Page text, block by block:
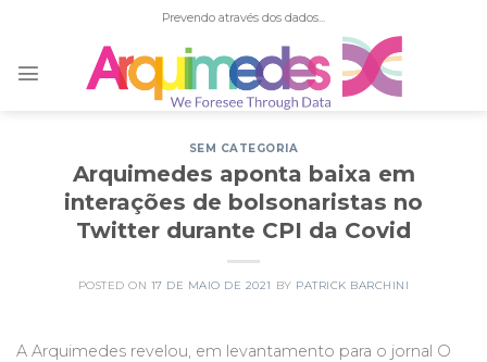
Prevendo através dos dados...
SEM CATEGORIA
Arquimedes aponta baixa em
interações de bolsonaristas no
Twitter durante CPI da Covid
POSTED ON 17 DE MAIO DE 2021 BY PATRICK BARCHINI
A Arquimedes revelou, em levantamento para o jornal O